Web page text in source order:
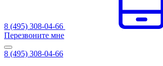
8 (495) 308-04-66
Перезвоните мне
8 (495) 308-04-66